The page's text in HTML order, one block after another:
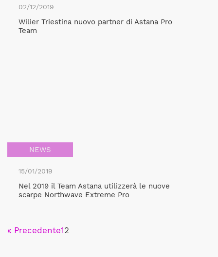
02/12/2019
Wilier Triestina nuovo partner di Astana Pro
Team
NEWS
15/01/2019
Nel 2019 il Team Astana utilizzerà le nuove
scarpe Northwave Extreme Pro
« Precedente12